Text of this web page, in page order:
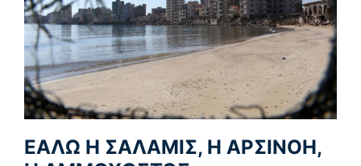
ΕΑΛΩ Η ΣΑΛΑΜΙΣ, Η ΑΡΣΙΝΟΗ,